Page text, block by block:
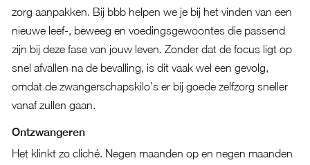
zorg aanpakken. Bij bbb helpen we je bij het vinden van een
nieuwe leef-, beweeg en voedingsgewoontes die passend
zijn bij deze fase van jouw leven. Zonder dat de focus ligt op
snel afvallen na de bevalling, is dit vaak wel een gevolg,
omdat de zwangerschapskilo’s er bij goede zelfzorg sneller
vanaf zullen gaan.
Ontzwangeren
Het klinkt zo cliché. Negen maanden op en negen maanden